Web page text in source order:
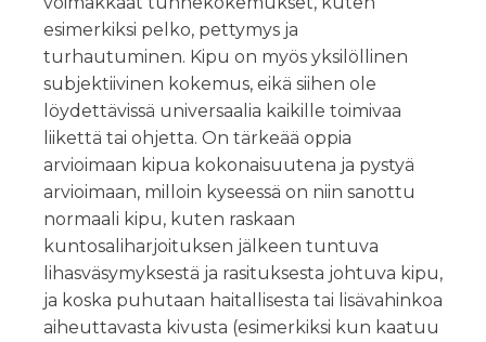
esimerkiksi pelko, pettymys ja
turhautuminen. Kipu on myös yksilöllinen
subjektiivinen kokemus, eikä siihen ole
löydettävissä universaalia kaikille toimivaa
liikettä tai ohjetta. On tärkeää oppia
arvioimaan kipua kokonaisuutena ja pystyä
arvioimaan, milloin kyseessä on niin sanottu
normaali kipu, kuten raskaan
kuntosaliharjoituksen jälkeen tuntuva
lihasväsymyksestä ja rasituksesta johtuva kipu,
ja koska puhutaan haitallisesta tai lisävahinkoa
aiheuttavasta kivusta (esimerkiksi kun kaatuu